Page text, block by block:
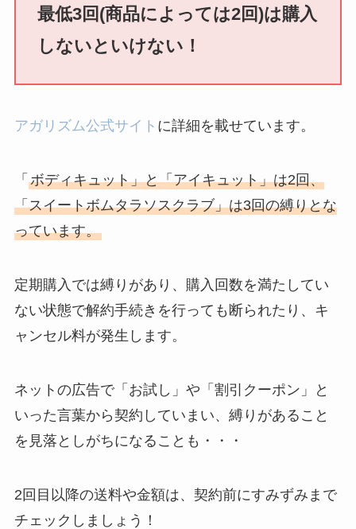
なぜ解約できない？
電話以外に手続きす
る方法ある？
ニューZの解約まと
い時の裏ワザ
ニーを電話から解約
する方法を完全攻略
最低3回(商品によっては2回)は購入
しないといけない！
アガリズム公式サイト に詳細を載せています。
「 ボディキュット」と「アイキュット」は2回、
「スイートボムタラソスクラブ」は3回の縛りとな
っています。
定期購入では縛りがあり、購入回数を満たしてい
ない状態で解約手続きを行っても断られたり、キ
ャンセル料が発生します。
ネットの広告で「お試し」や「割引クーポン」と
いった言葉から契約していまい、縛りがあること
を見落としがちになることも・・・
2回目以降の送料や金額は、契約前にすみずみまで
チェックしましょう！